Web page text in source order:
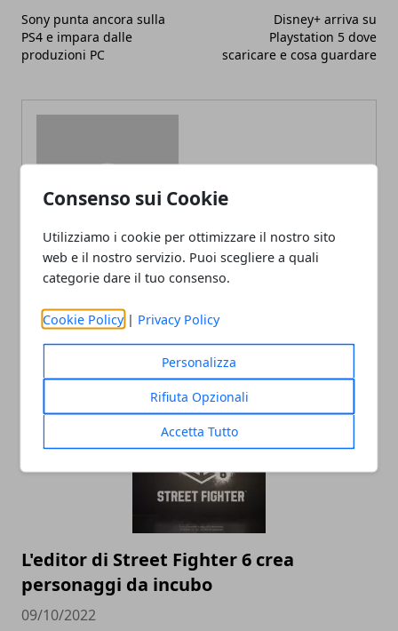
Consenso sui Cookie
Utilizziamo i cookie per ottimizzare il nostro sito
web e il nostro servizio. Puoi scegliere a quali
categorie dare il tuo consenso.
Cookie Policy | Privacy Policy
Personalizza
Rifiuta Opzionali
Accetta Tutto
Sony punta ancora sulla
PS4 e impara dalle
produzioni PC
Disney+ arriva su
Playstation 5 dove
scaricare e cosa guardare
Redazione
L'editor di Street Fighter 6 crea
personaggi da incubo
09/10/2022